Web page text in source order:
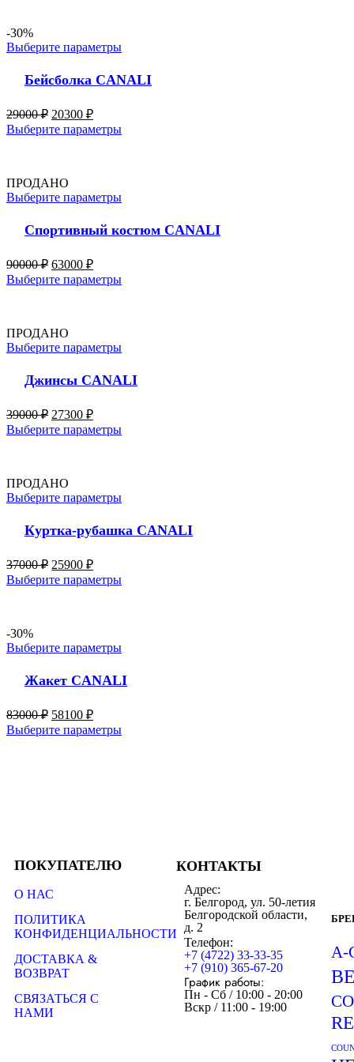
-30%
Выберите параметры
Бейсболка CANALI
29000₽ 20300 ₽
Выберите параметры
ПРОДАНО
Выберите параметры
Спортивный костюм CANALI
90000₽ 63000 ₽
Выберите параметры
ПРОДАНО
Выберите параметры
Джинсы CANALI
39000₽ 27300 ₽
Выберите параметры
ПРОДАНО
Выберите параметры
Куртка-рубашка CANALI
37000₽ 25900 ₽
Выберите параметры
-30%
Выберите параметры
Жакет CANALI
83000₽ 58100 ₽
Выберите параметры
ПОКУПАТЕЛЮ
О НАС
ПОЛИТИКА
КОНФИДЕНЦИАЛЬНОСТИ
ДОСТАВКА &
ВОЗВРАТ
СВЯЗАТЬСЯ С
НАМИ
КОНТАКТЫ
Адрес:
г. Белгород, ул. 50-летия
Белгородской области,
д. 2
Телефон:
+7 (4722) 33-33-35
+7 (910) 365-67-20
График работы:
Пн - Сб / 10:00 - 20:00
Вскр / 11:00 - 19:00
A-